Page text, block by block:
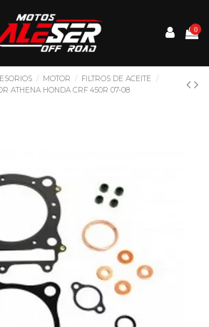
0
MOTOR
FILTROS DE ACEITE
ATHENA HONDA CRF 450R 07-08